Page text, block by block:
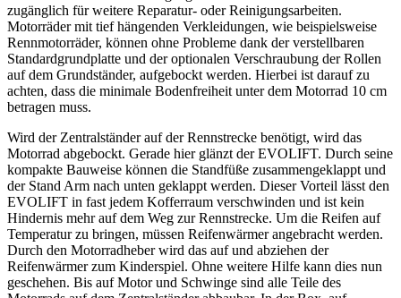
zugänglich für weitere Reparatur- oder Reinigungsarbeiten.
Motorräder mit tief hängenden Verkleidungen, wie beispielsweise
Rennmotorräder, können ohne Probleme dank der verstellbaren
Standardgrundplatte und der optionalen Verschraubung der Rollen
auf dem Grundständer, aufgebockt werden. Hierbei ist darauf zu
achten, dass die minimale Bodenfreiheit unter dem Motorrad 10 cm
betragen muss.
Wird der Zentralständer auf der Rennstrecke benötigt, wird das
Motorrad abgebockt. Gerade hier glänzt der EVOLIFT. Durch seine
kompakte Bauweise können die Standfüße zusammengeklappt und
der Stand Arm nach unten geklappt werden. Dieser Vorteil lässt den
EVOLIFT in fast jedem Kofferraum verschwinden und ist kein
Hindernis mehr auf dem Weg zur Rennstrecke. Um die Reifen auf
Temperatur zu bringen, müssen Reifenwärmer angebracht werden.
Durch den Motorradheber wird das auf und abziehen der
Reifenwärmer zum Kinderspiel. Ohne weitere Hilfe kann dies nun
geschehen. Bis auf Motor und Schwinge sind alle Teile des